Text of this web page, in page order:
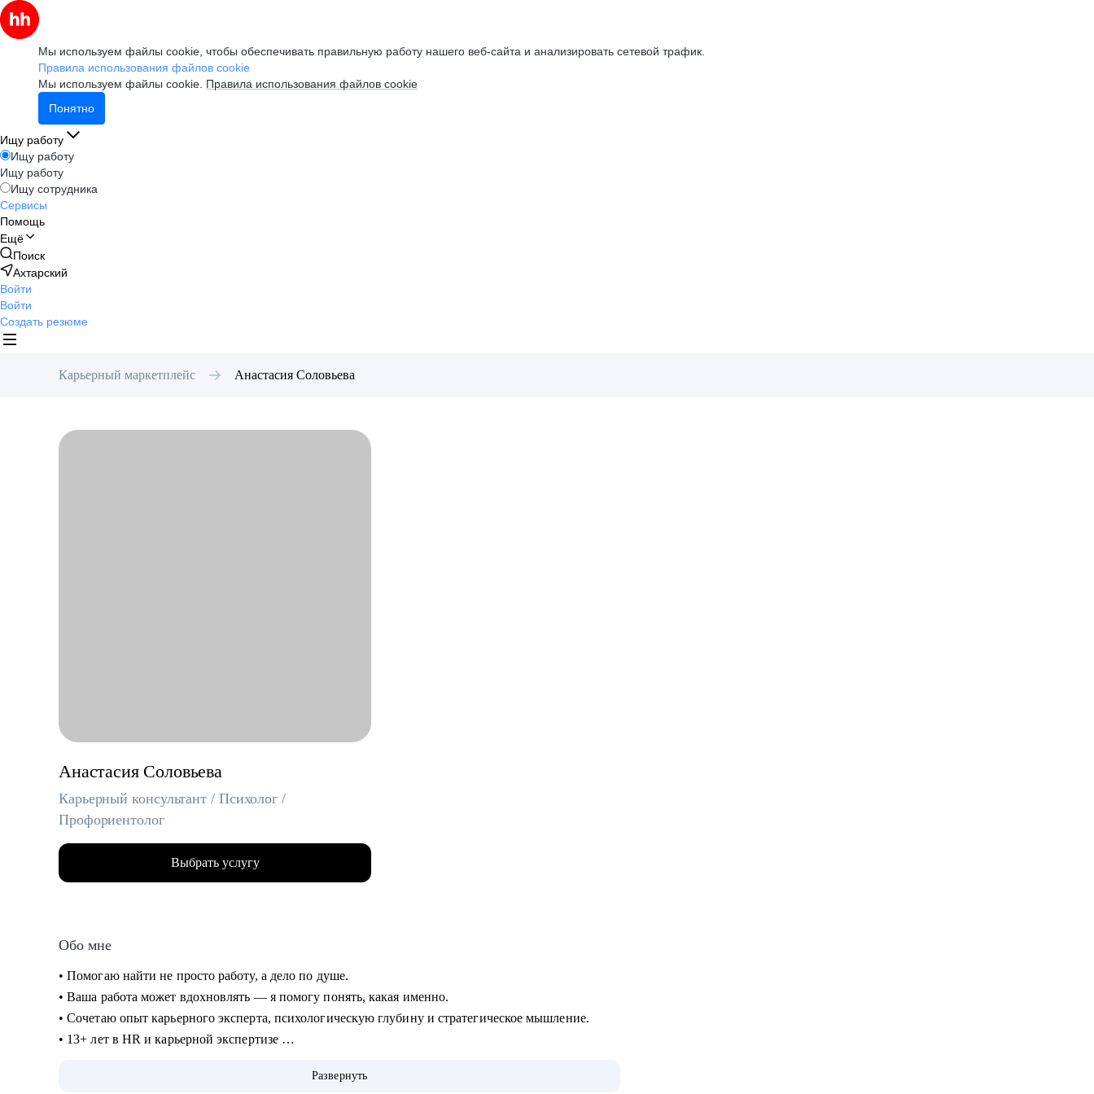
Мы используем файлы cookie, чтобы обеспечивать правильную работу нашего веб-сайта и анализировать сетевой трафик.
Правила использования файлов cookie
Мы используем файлы cookie. Правила использования файлов cookie
Понятно
Ищу работу
Ищу работу
Ищу работу
Ищу сотрудника
Сервисы
Помощь
Ещё
Поиск
Ахтарский
Войти
Войти
Создать резюме
Карьерный маркетплейс Анастасия Соловьева
Анастасия Соловьева
Карьерный консультант / Психолог /
Профориентолог
Выбрать услугу
Обо мне
• Помогаю найти не просто работу, а дело по душе.
• Ваша работа может вдохновлять — я помогу понять, какая именно.
• Сочетаю опыт карьерного эксперта, психологическую глубину и стратегическое мышление.
• 13+ лет в HR и карьерной экспертизе
Развернуть